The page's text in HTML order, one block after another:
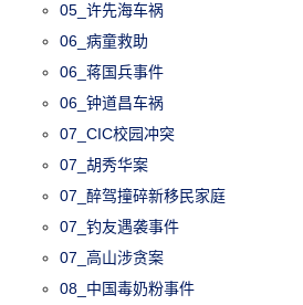
05_许先海车祸
06_病童救助
06_蒋国兵事件
06_钟道昌车祸
07_CIC校园冲突
07_胡秀华案
07_醉驾撞碎新移民家庭
07_钓友遇袭事件
07_高山涉贪案
08_中国毒奶粉事件